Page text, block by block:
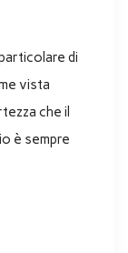
di
vista
che il
è sempre